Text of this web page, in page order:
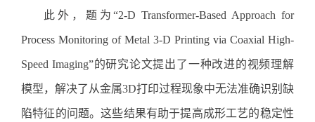
此外，题为“2-D Transformer-Based Approach for
Process Monitoring of Metal 3-D Printing via Coaxial High-
Speed Imaging”的研究论文提出了一种改进的视频理解
模型，解决了从金属3D打印过程现象中无法准确识别缺
陷特征的问题。这些结果有助于提高成形工艺的稳定性